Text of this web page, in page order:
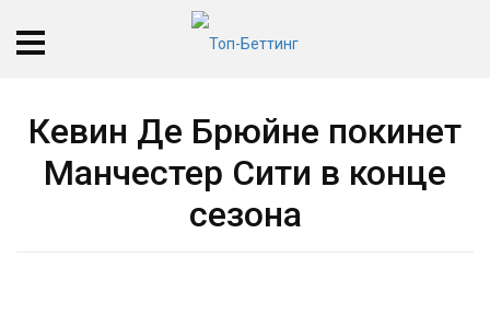
Кевин Де Брюйне покинет
Манчестер Сити в конце
сезона